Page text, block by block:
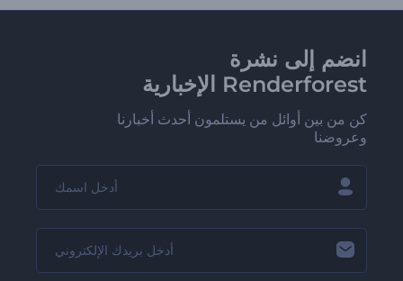
انضم إلى نشرة
Renderforest الإخبارية
كن من بين أوائل من يستلمون أحدث أخبارنا
وعروضنا